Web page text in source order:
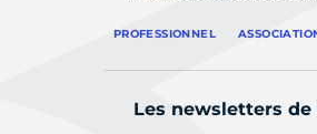
PROFESSIONNEL
Les newsletters de